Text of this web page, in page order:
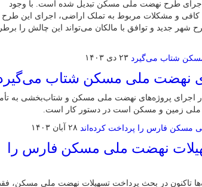
اجرای طرح نهضت ملی مسکن تبدیل شده است. با وجود
کافی و مشکلات مربوط به تملک اراضی، اجرای این طرح
جدید و توافق با مالکان می‌تواند این چالش را
۲۳ دی ۱۴۰۳
نهضت ملی مسکن شتاب
اجرای پروژه‌های نهضت ملی مسکن و شتاب‌بخشی به
ملی زمین و مسکن است در دستور کار است.
۲۸ آبان ۱۴۰۳
درصد تسهیلات نهضت ملی مسکن فارس را
تاکنون در بحث پرداخت تسهیلات نهضت ملی مسکن،